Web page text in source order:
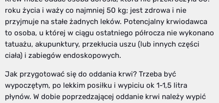
roku życia i waży co najmniej 50 kg; jest zdrowa i nie
przyjmuje na stałe żadnych leków. Potencjalny krwiodawca
to osoba, u której w ciągu ostatniego półrocza nie wykonano
tatuażu, akupunktury, przekłucia uszu (lub innych części
ciała) i zabiegów endoskopowych.
Jak przygotować się do oddania krwi? Trzeba być
wypoczętym, po lekkim posiłku i wypiciu ok 1-1,5 litra
płynów. W dobie poprzedzającej oddanie krwi należy wypić